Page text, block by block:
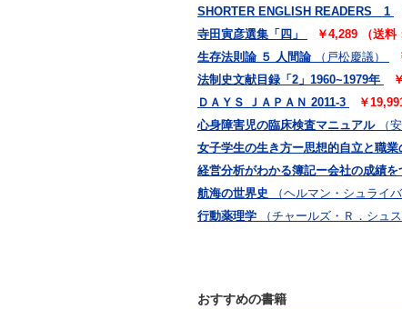
SHORTER ENGLISH READERS 1
寺田寅彦選集「四」
￥4,289 （送料
生存法則論 ５ 人間論
（戸松慶議）
法制史文献目録「2」1960~1979年
ＤＡＹＳ ＪＡＰＡＮ 2011-3
￥
心身障害児の臨床検査マニュアル
（
女子学生の生き方ー思想的自立と職業
経営分析がわかる簿記ー会社の成績を
航海の世界史
（ヘルマン・シュライ
行動薬理学
（チャールズ・Ｒ．シュ
おすすめの書籍